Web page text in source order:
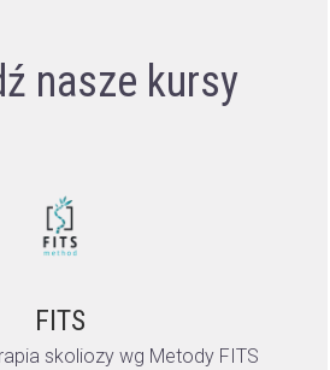
nasze kursy
FITS
skoliozy wg Metody FITS